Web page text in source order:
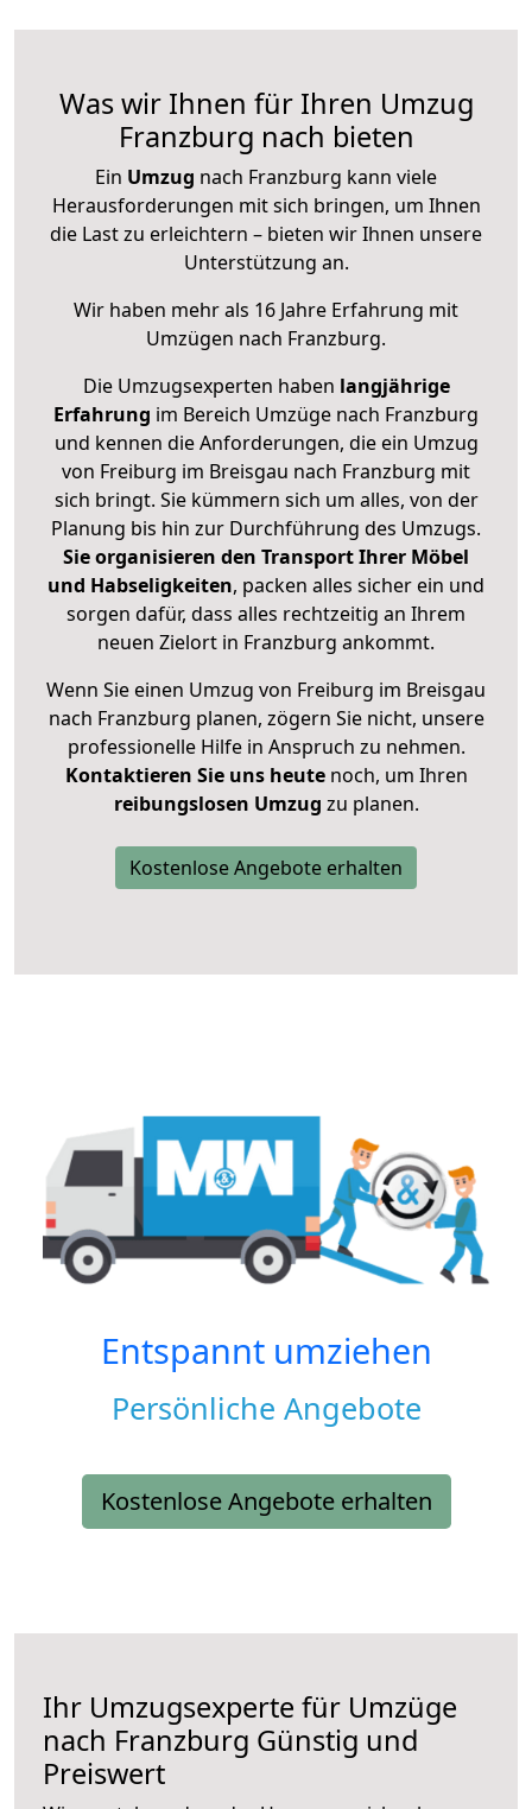
Was wir Ihnen für Ihren Umzug
Franzburg nach bieten
Ein Umzug nach Franzburg kann viele
Herausforderungen mit sich bringen, um Ihnen
die Last zu erleichtern – bieten wir Ihnen unsere
Unterstützung an.
Wir haben mehr als 16 Jahre Erfahrung mit
Umzügen nach Franzburg.
Die Umzugsexperten haben langjährige
Erfahrung im Bereich Umzüge nach Franzburg
und kennen die Anforderungen, die ein Umzug
von Freiburg im Breisgau nach Franzburg mit
sich bringt. Sie kümmern sich um alles, von der
Planung bis hin zur Durchführung des Umzugs.
Sie organisieren den Transport Ihrer Möbel
und Habseligkeiten, packen alles sicher ein und
sorgen dafür, dass alles rechtzeitig an Ihrem
neuen Zielort in Franzburg ankommt.
Wenn Sie einen Umzug von Freiburg im Breisgau
nach Franzburg planen, zögern Sie nicht, unsere
professionelle Hilfe in Anspruch zu nehmen.
Kontaktieren Sie uns heutenoch, um Ihren
reibungslosen Umzug zu planen.
Kostenlose Angebote erhalten
Entspannt umziehen
Persönliche Angebote
Kostenlose Angebote erhalten
Ihr Umzugsexperte für Umzüge
nach Franzburg Günstig und
Preiswert